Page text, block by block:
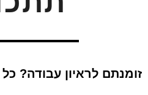
זומנתם לראיון עבודה?